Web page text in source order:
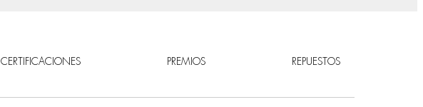
CERTIFICACIONES PREMIOS REPUESTOS